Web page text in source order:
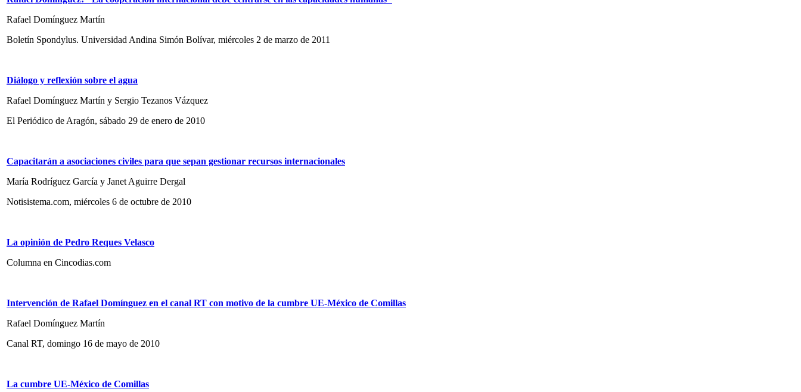
Rafael Domínguez Martín
Boletín Spondylus. Universidad Andina Simón Bolívar, miércoles 2 de marzo de 2011
Diálogo y reflexión sobre el agua
Rafael Domínguez Martín y Sergio Tezanos Vázquez
El Periódico de Aragón, sábado 29 de enero de 2010
Capacitarán a asociaciones civiles para que sepan gestionar recursos internacionales
María Rodríguez García y Janet Aguirre Dergal
Notisistema.com, miércoles 6 de octubre de 2010
La opinión de Pedro Reques Velasco
Columna en Cincodias.com
Intervención de Rafael Domínguez en el canal RT con motivo de la cumbre UE-México de Comillas
Rafael Domínguez Martín
Canal RT, domingo 16 de mayo de 2010
La cumbre UE-México de Comillas